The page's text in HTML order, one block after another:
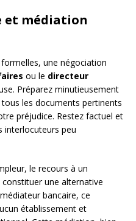
et médiation
une négociation
ou le directeur
Préparez minutieusement
les documents pertinents
préjudice. Restez factuel et
interlocuteurs peu
le recours à un
constituer une alternative
bancaire, ce
établissement et